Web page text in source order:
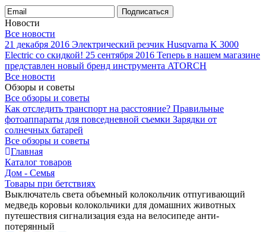
Подписаться
Новости
Все новости
21 декабря 2016 Электрический резчик Husqvarna K 3000
Electric со скидкой! 25 сентября 2016 Теперь в нашем магазине
представлен новый бренд инструмента ATORCH
Все новости
Обзоры и советы
Все обзоры и советы
Как отследить транспорт на расстояние? Правильные
фотоаппараты для повседневной съемки Зарядки от
солнечных батарей
Все обзоры и советы
Главная
Каталог товаров
Дом - Семья
Товары при бетствиях
Выключатель света объемный колокольчик отпугивающий
медведь коровьи колокольчики для домашних животных
путешествия сигнализация езда на велосипеде анти-
потерянный